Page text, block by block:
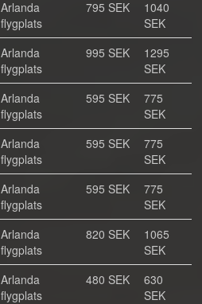
Arlanda
flygplats
795 SEK
1040
SEK
Arlanda
flygplats
995 SEK
1295
SEK
Arlanda
flygplats
595 SEK
775
SEK
Arlanda
flygplats
595 SEK
775
SEK
Arlanda
flygplats
595 SEK
775
SEK
Arlanda
flygplats
820 SEK
1065
SEK
Arlanda
flygplats
480 SEK
630
SEK